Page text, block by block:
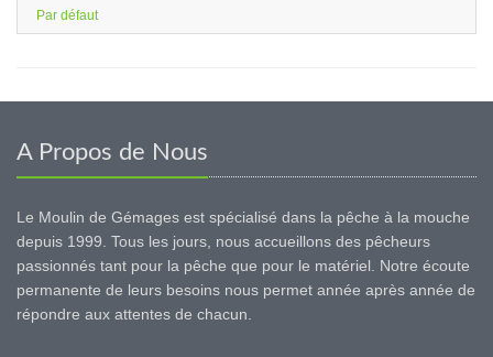
Par défaut
A Propos de Nous
Le Moulin de Gémages est spécialisé dans la pêche à la mouche
depuis 1999. Tous les jours, nous accueillons des pêcheurs
passionnés tant pour la pêche que pour le matériel. Notre écoute
permanente de leurs besoins nous permet année après année de
répondre aux attentes de chacun.